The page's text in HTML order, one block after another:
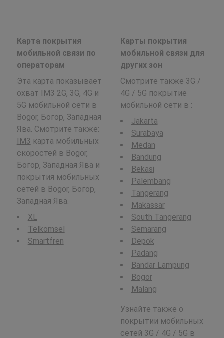
Карта покрытия
мобильной связи по
операторам
Эта карта показывает
охват IM3 2G, 3G, 4G и
5G мобильной сети в
Bogor, Богор, Западная
Ява. Смотрите также:
IM3 карта мобильных
скоростей в Bogor,
Богор, Западная Ява и
покрытия мобильных
сетей в Bogor, Богор,
Западная Ява.
XL
Telkomsel
Smartfren
Карты покрытия
мобильной связи для
других зон
Смотрите также 3G /
4G / 5G покрытие
мобильной сети в :
Jakarta
Surabaya
Medan
Bandung
Bekasi
Palembang
Tangerang
Makassar
South Tangerang
Semarang
Depok
Padang
Bandar Lampung
Bogor
Malang
Узнайте также о
покрытии мобильных
сетей 3G / 4G / 5G в